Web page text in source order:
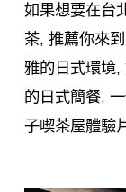
如果想要在台
茶, 推薦你來
雅的日式環境,
的日式簡餐,
子喫茶屋體驗